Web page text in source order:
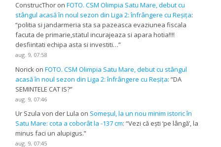
ConstrucThor onFOTO. CSM Olimpia Satu Mare, debut cu
stângul acasă în noul sezon din Liga 2: înfrângere cu Reșița:
“politia si jandarmeria sta sa pazeasca evaziunea fiscala
facuta de primarie,statul incurajeaza si apara hotia!!!!
desfiintati echipa asta si investiti…”
aug. 9, 07:58
Norick onFOTO. CSM Olimpia Satu Mare, debut cu stângul
acasă în noul sezon din Liga 2: înfrângere cu Reșița: “DA
SEMINTELE CAT IS?”
aug. 9, 07:46
Ur Szula von der Lula on Someșul, la un nou minim istoric în
Satu Mare: cota a coborât la -137 cm: “Vezi că ești ‘pe lângă’, la
minus faci un alupigus.”
aug. 9, 07:45